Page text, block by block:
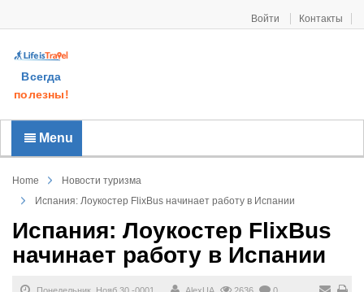
Войти Контакты
Всегда
полезны!
Menu
Home
Новости туризма
Испания: Лоукостер FlixBus начинает работу в Испании
Испания: Лоукостер FlixBus
начинает работу в Испании